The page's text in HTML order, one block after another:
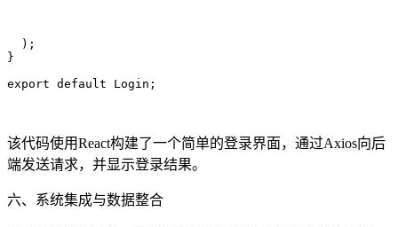
  );
}
该代码使用React构建了一个简单的登录界面，通过Axios向后
端发送请求，并显示登录结果。
六、系统集成与数据整合